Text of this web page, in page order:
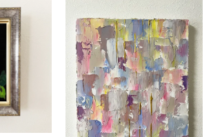
抽象画
二週間以内